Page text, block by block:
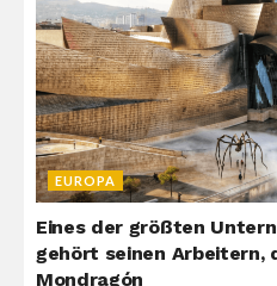
EUROPA
Eines der größten
gehört seinen Arbeitern,
Mondragón